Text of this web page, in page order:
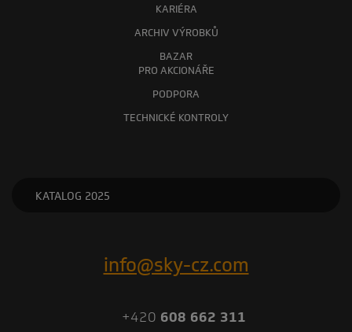
KARIÉRA
ARCHIV VÝROBKŮ
BAZAR
PRO AKCIONÁŘE
PODPORA
TECHNICKÉ KONTROLY
KATALOG 2025
info@sky-cz.com
+420 608 662 311